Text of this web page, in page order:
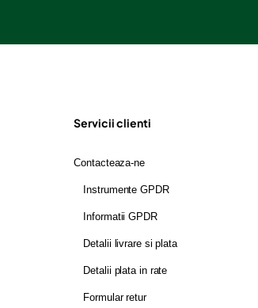
Servicii clienti
Contacteaza-ne
Instrumente GPDR
Informatii GPDR
Detalii livrare si plata
Detalii plata in rate
Formular retur